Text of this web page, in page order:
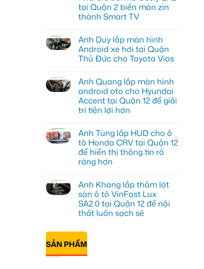
tại Quận 2 biến màn zin
thành Smart TV
bình
luận
ở
Chị
cấp
Android
box
xe
Geely
EX2
2
biến
màn
zin
thành
Smart
Anh Duy lắp màn hình
Android xe hơi tại Quận
Thủ Đức cho Toyota Vios
bình
luận
ở
Anh
Duy
lắp
Android
xe
hơi
tại
Quận
Thủ
Toyota
Vios
Anh Quang lắp màn hình
android oto cho Hyundai
Accent tại Quận 12 để giải
trí tiện lợi hơn
bình
luận
ở
Anh
Quang
lắp
android
oto
cho
Hyundai
Accent
tại
12
giải
tiện
Anh Tùng lắp HUD cho ô
tô Honda CRV tại Quận 12
để hiển thị thông tin rõ
ràng hơn
bình
luận
ở
Anh
Tùng
lắp
cho
tô
Honda
CRV
Anh Khang lắp thảm lót
sàn ô tô VinFast Lux
SA2.0 tại Quận 12 để nội
thất luôn sạch sẽ
có
luận
ở
Anh
SẢN PHẨM